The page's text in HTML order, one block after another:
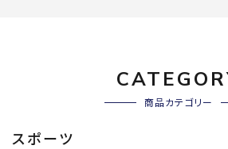
商品カテゴリー
スポーツ